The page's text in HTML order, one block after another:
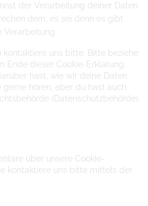
der Verarbeitung deiner Daten
dem, es sei denn es gibt
kontaktiere uns bitte. Bitte beziehe
Ende dieser Cookie-Erklärung.
hast, wie wir deine Daten
hören, aber du hast auch
(Datenschutzbehörde)
über unsere Cookie-
kontaktiere uns bitte mittels der